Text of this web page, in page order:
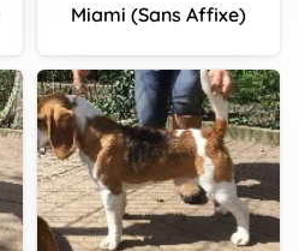
Miami (Sans Affixe)